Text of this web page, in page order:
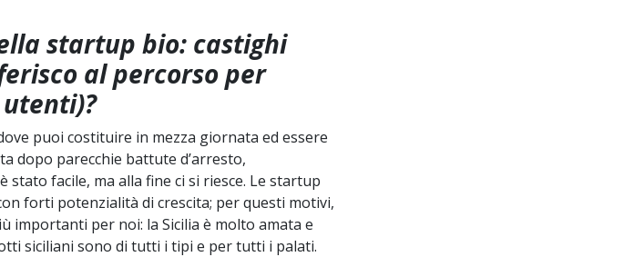
startup bio: castighi
al percorso per
puoi costituire in mezza giornata ed essere
dopo parecchie battute d’arresto,
facile, ma alla fine ci si riesce. Le startup
forti potenzialità di crescita; per questi motivi,
importanti per noi: la Sicilia è molto amata e
siciliani sono di tutti i tipi e per tutti i palati.